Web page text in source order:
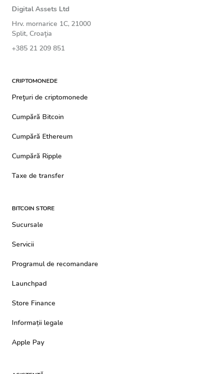
Digital Assets Ltd
Hrv. mornarice 1C, 21000
Split, Croaţia
+385 21 209 851
CRIPTOMONEDE
Preţuri de criptomonede
Cumpără Bitcoin
Cumpără Ethereum
Cumpără Ripple
Taxe de transfer
BITCOIN STORE
Sucursale
Servicii
Programul de recomandare
Launchpad
Store Finance
Informații legale
Apple Pay